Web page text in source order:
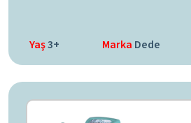
Yaş3+ Marka Dede